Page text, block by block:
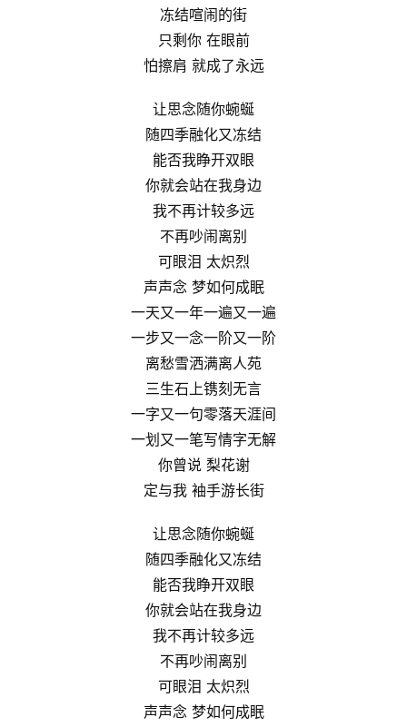
冻结喧闹的街
只剩你 在眼前
怕擦肩 就成了永远
让思念随你蜿蜒
随四季融化又冻结
能否我睁开双眼
你就会站在我身边
我不再计较多远
不再吵闹离别
可眼泪 太炽烈
声声念 梦如何成眠
一天又一年一遍又一遍
一步又一念一阶又一阶
离愁雪洒满离人苑
三生石上镌刻无言
一字又一句零落天涯间
一划又一笔写情字无解
你曾说 梨花谢
定与我 袖手游长街
让思念随你蜿蜒
随四季融化又冻结
能否我睁开双眼
你就会站在我身边
我不再计较多远
不再吵闹离别
可眼泪 太炽烈
声声念 梦如何成眠